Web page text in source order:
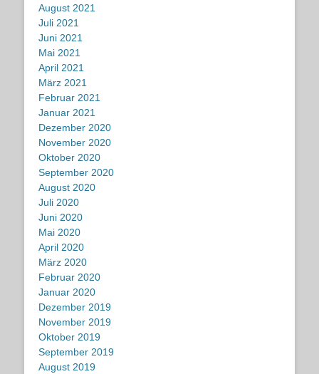
August 2021
Juli 2021
Juni 2021
Mai 2021
April 2021
März 2021
Februar 2021
Januar 2021
Dezember 2020
November 2020
Oktober 2020
September 2020
August 2020
Juli 2020
Juni 2020
Mai 2020
April 2020
März 2020
Februar 2020
Januar 2020
Dezember 2019
November 2019
Oktober 2019
September 2019
August 2019